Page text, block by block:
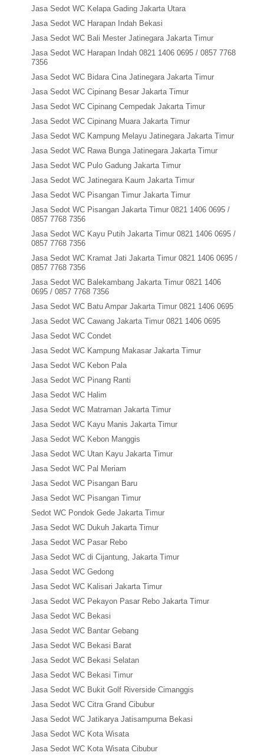
Jasa Sedot WC Kelapa Gading Jakarta Utara
Jasa Sedot WC Harapan Indah Bekasi
Jasa Sedot WC Bali Mester Jatinegara Jakarta Timur
Jasa Sedot WC Harapan Indah 0821 1406 0695 / 0857 7768
7356
Jasa Sedot WC Bidara Cina Jatinegara Jakarta Timur
Jasa Sedot WC Cipinang Besar Jakarta Timur
Jasa Sedot WC Cipinang Cempedak Jakarta Timur
Jasa Sedot WC Cipinang Muara Jakarta Timur
Jasa Sedot WC Kampung Melayu Jatinegara Jakarta Timur
Jasa Sedot WC Rawa Bunga Jatinegara Jakarta Timur
Jasa Sedot WC Pulo Gadung Jakarta Timur
Jasa Sedot WC Jatinegara Kaum Jakarta Timur
Jasa Sedot WC Pisangan Timur Jakarta Timur
Jasa Sedot WC Pisangan Jakarta Timur 0821 1406 0695 /
0857 7768 7356
Jasa Sedot WC Kayu Putih Jakarta Timur 0821 1406 0695 /
0857 7768 7356
Jasa Sedot WC Kramat Jati Jakarta Timur 0821 1406 0695 /
0857 7768 7356
Jasa Sedot WC Balekambang Jakarta Timur 0821 1406
0695 / 0857 7768 7356
Jasa Sedot WC Batu Ampar Jakarta Timur 0821 1406 0695
Jasa Sedot WC Cawang Jakarta Timur 0821 1406 0695
Jasa Sedot WC Condet
Jasa Sedot WC Kampung Makasar Jakarta Timur
Jasa Sedot WC Kebon Pala
Jasa Sedot WC Pinang Ranti
Jasa Sedot WC Halim
Jasa Sedot WC Matraman Jakarta Timur
Jasa Sedot WC Kayu Manis Jakarta Timur
Jasa Sedot WC Kebon Manggis
Jasa Sedot WC Utan Kayu Jakarta Timur
Jasa Sedot WC Pal Meriam
Jasa Sedot WC Pisangan Baru
Jasa Sedot WC Pisangan Timur
Sedot WC Pondok Gede Jakarta Timur
Jasa Sedot WC Dukuh Jakarta Timur
Jasa Sedot WC Pasar Rebo
Jasa Sedot WC di Cijantung, Jakarta Timur
Jasa Sedot WC Gedong
Jasa Sedot WC Kalisari Jakarta Timur
Jasa Sedot WC Pekayon Pasar Rebo Jakarta Timur
Jasa Sedot WC Bekasi
Jasa Sedot WC Bantar Gebang
Jasa Sedot WC Bekasi Barat
Jasa Sedot WC Bekasi Selatan
Jasa Sedot WC Bekasi Timur
Jasa Sedot WC Bukit Golf Riverside Cimanggis
Jasa Sedot WC Citra Grand Cibubur
Jasa Sedot WC Jatikarya Jatisampurna Bekasi
Jasa Sedot WC Kota Wisata
Jasa Sedot WC Kota Wisata Cibubur